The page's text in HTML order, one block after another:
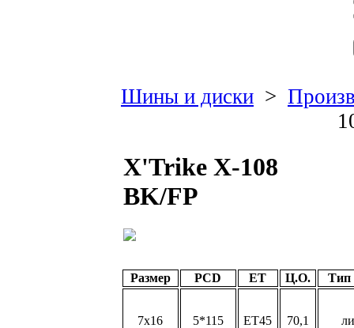
Шины и диски>
X'Trike X-108
BK/FP
Размер PCD ET Ц.О. Тип
7x16 5*115 ET45 70,1